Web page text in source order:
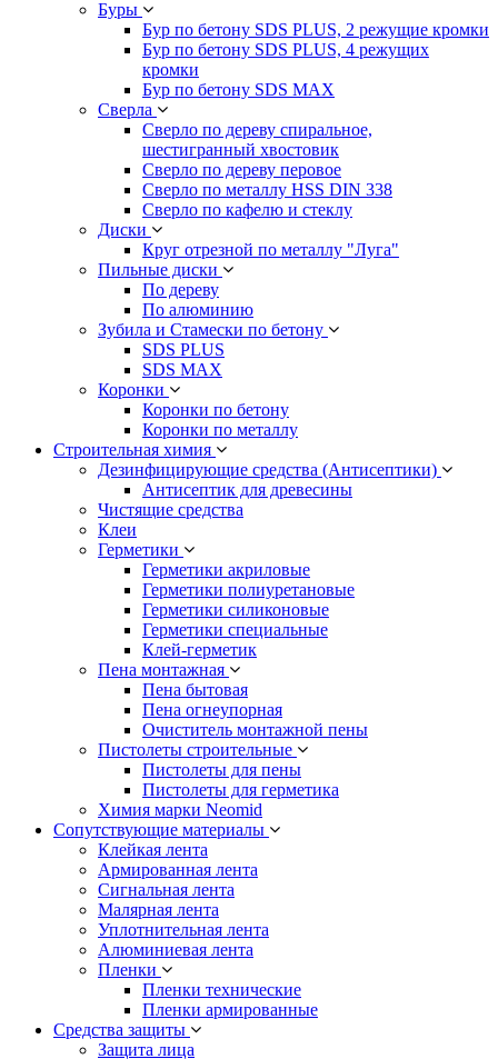
Буры
Бур по бетону SDS PLUS, 2 режущие кромки
Бур по бетону SDS PLUS, 4 режущих
кромки
Бур по бетону SDS MAX
Сверла
Сверло по дереву спиральное,
шестигранный хвостовик
Сверло по дереву перовое
Сверло по металлу HSS DIN 338
Сверло по кафелю и стеклу
Диски
Круг отрезной по металлу "Луга"
Пильные диски
По дереву
По алюминию
Зубила и Стамески по бетону
SDS PLUS
SDS MAX
Коронки
Коронки по бетону
Коронки по металлу
Строительная химия
Дезинфицирующие средства (Антисептики)
Антисептик для древесины
Чистящие средства
Клеи
Герметики
Герметики акриловые
Герметики полиуретановые
Герметики силиконовые
Герметики специальные
Клей-герметик
Пена монтажная
Пена бытовая
Пена огнеупорная
Очиститель монтажной пены
Пистолеты строительные
Пистолеты для пены
Пистолеты для герметика
Химия марки Neomid
Сопутствующие материалы
Клейкая лента
Армированная лента
Сигнальная лента
Малярная лента
Уплотнительная лента
Алюминиевая лента
Пленки
Пленки технические
Пленки армированные
Средства защиты
Защита лица